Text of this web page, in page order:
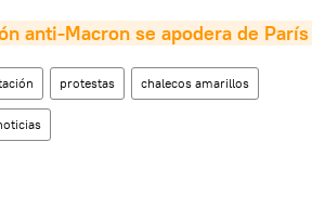
anti-Macron se apodera de París
protestas chalecos amarillos